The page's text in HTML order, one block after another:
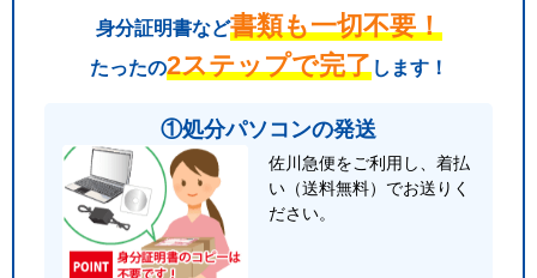
身分証明書など書類も一切不要！
たったの2ステップで完了します！
①処分パソコンの発送
佐川急便をご利用し、着払
い（送料無料）でお送りく
ださい。